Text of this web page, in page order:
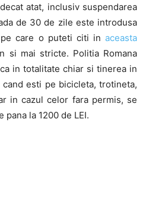
atat, inclusiv suspendarea
de 30 de zile este introdusa
care o puteti citi in aceasta
si mai stricte. Politia Romana
in totalitate chiar si tinerea in
esti pe bicicleta, trotineta,
in cazul celor fara permis, se
la 1200 de LEI.